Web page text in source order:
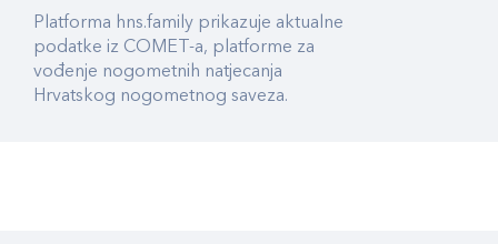
Platforma hns.family prikazuje aktualne
podatke iz COMET-a, platforme za
vođenje nogometnih natjecanja
Hrvatskog nogometnog saveza.